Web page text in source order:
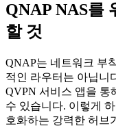
QNAP NAS를
할 것
QNAP는 네트워크 부
적인 라우터는 아닙니
QVPN 서비스 앱을 통
수 있습니다. 이렇게
호화하는 강력한 허브